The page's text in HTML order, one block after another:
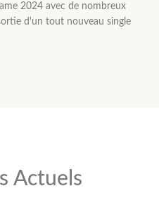
2024 avec de nombreux
d'un tout nouveau single
Actuels